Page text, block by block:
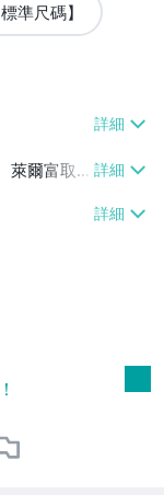
準尺碼】
萊爾富取